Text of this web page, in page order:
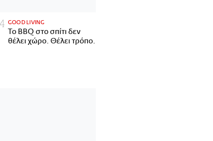
GOOD LIVING
Το BBQ στο σπίτι δεν
θέλει χώρο. Θέλει τρόπο.